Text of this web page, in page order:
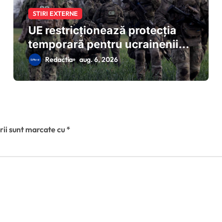
STIRI EXTERNE
UE restricționează protecția
temporară pentru ucrainenii
care evită mobilizarea: reguli
noi de la 5 august 2026
Redactia aug. 6, 2026
sunt marcate cu*